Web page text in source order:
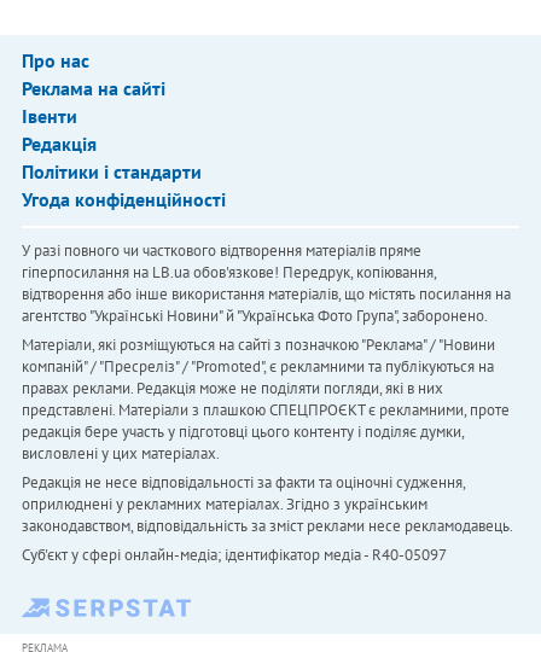
Про нас
Реклама на сайті
Івенти
Редакція
Політики і стандарти
Угода конфіденційності
У разі повного чи часткового відтворення матеріалів пряме
гіперпосилання на LB.ua обов'язкове! Передрук, копіювання,
відтворення або інше використання матеріалів, що містять посилання на
агентство "Українськi Новини" й "Українська Фото Група", заборонено.
Матеріали, які розміщуються на сайті з позначкою "Реклама" / "Новини
компаній" / "Пресреліз" / "Promoted", є рекламними та публікуються на
правах реклами. Редакція може не поділяти погляди, які в них
представлені. Матеріали з плашкою СПЕЦПРОЄКТ є рекламними, проте
редакція бере участь у підготовці цього контенту і поділяє думки,
висловлені у цих матеріалах.
Редакція не несе відповідальності за факти та оціночні судження,
оприлюднені у рекламних матеріалах. Згідно з українським
законодавством, відповідальність за зміст реклами несе рекламодавець.
Cуб'єкт у сфері онлайн-медіа; ідентифікатор медіа - R40-05097
РЕКЛАМА